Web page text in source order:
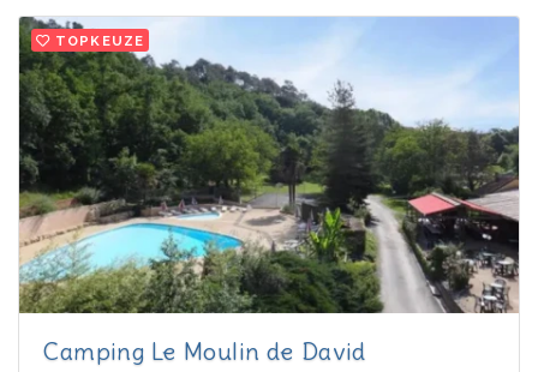
TOPKEUZE
Camping Le Moulin de David